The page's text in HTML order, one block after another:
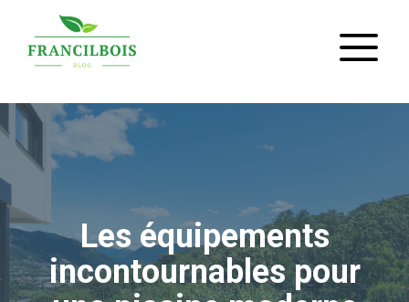
contenu
Les équipements
incontournables pour